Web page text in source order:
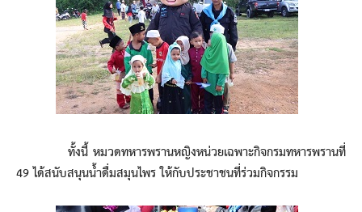
ทั้งนี้ หมวดทหารพรานหญิงหน่วยเฉพาะกิจกรมทหารพรานที่
49 ได้สนับสนุนน้ำดื่มสมุนไพร ให้กับประชาชนที่ร่วมกิจกรรม